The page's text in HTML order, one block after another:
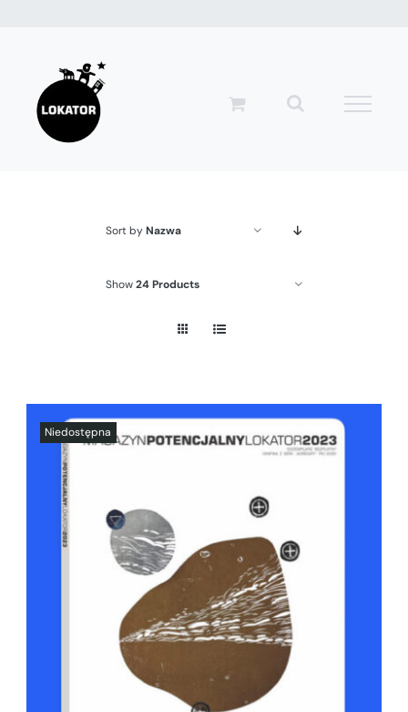
zawartości
Sort byNazwa
Show24 Products
SZCZEGÓŁY